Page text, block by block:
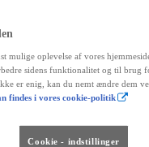
mulige oplevelse af vores
sidens funktionalitet og til brug
er enig, kan du nemt ændre dem
findes i vores cookie-politik
Cookie - indstillinger